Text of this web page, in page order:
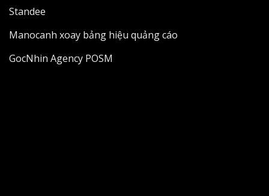
Standee
Manocanh xoay bảng hiệu quảng cáo
GocNhin Agency POSM